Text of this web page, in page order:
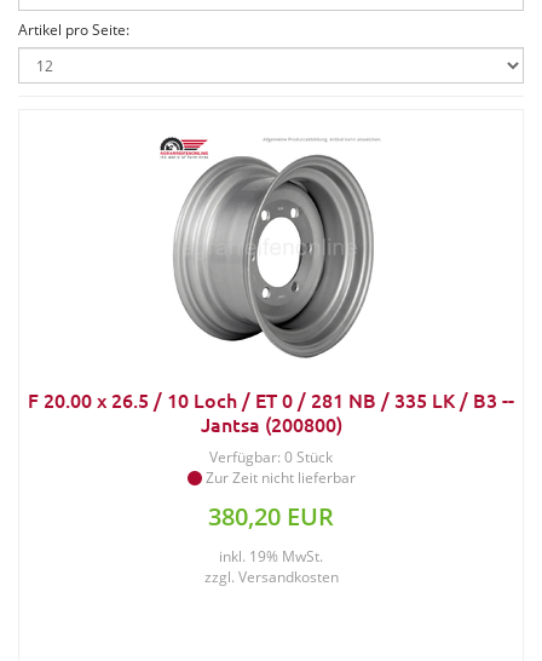
Artikel pro Seite:
F 20.00 x 26.5 / 10 Loch / ET 0 / 281 NB / 335 LK / B3 --
Jantsa (200800)
Verfügbar: 0 Stück
Zur Zeit nicht lieferbar
380,20 EUR
inkl. 19% MwSt.
zzgl. Versandkosten